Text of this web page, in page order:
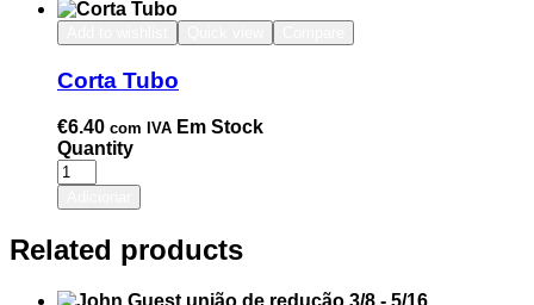
Corta Tubo
€6.40 com IVA Em Stock
Quantity
Related products